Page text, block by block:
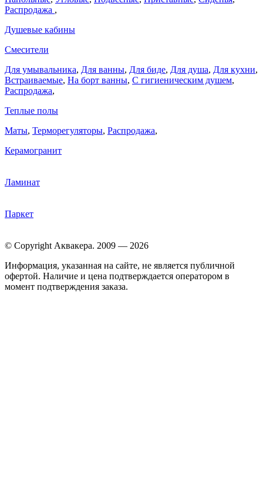
Распродажа ,
Душевые кабины
Смесители
Для умывальника, Для ванны, Для биде, Для душа, Для кухни,
Встраиваемые, На борт ванны, C гигиеническим душем,
Распродажа,
Теплые полы
Маты, Терморегуляторы, Распродажа,
Керамогранит
Ламинат
Паркет
© Copyright Аквакера. 2009 — 2026
Информация, указанная на сайте, не является публичной
офертой. Наличие и цена подтверждается оператором в
момент подтверждения заказа.